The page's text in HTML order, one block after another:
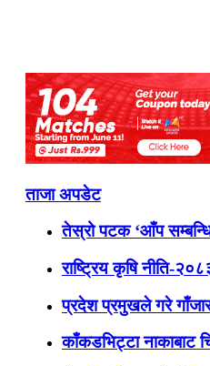
ताजा अपडेट
तेस्रो पटक ‘आँप सम्बन्धि
राष्ट्रिय कृषि नीति-
प्रदेश प्रमुखले गरे
काँकडभिट्टा नाकाबाट